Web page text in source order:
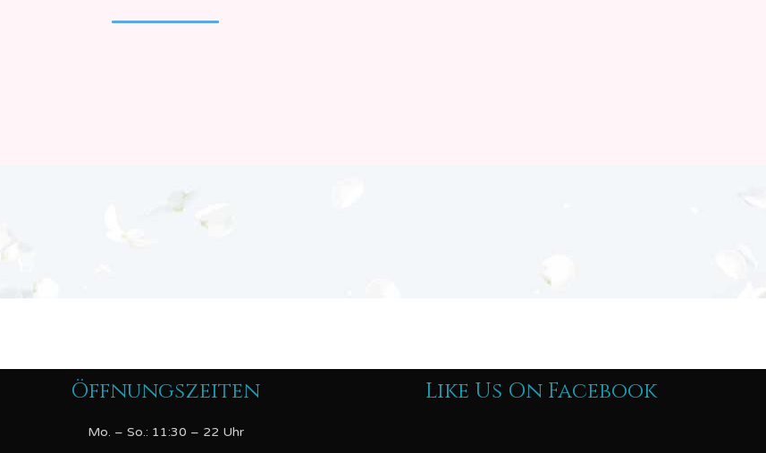
Öffnungszeiten
Mo. – So.: 11:30 – 22 Uhr
Like Us On Facebook